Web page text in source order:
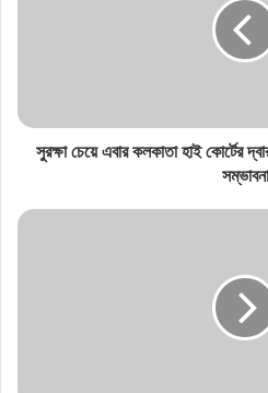
সুরক্ষা চেয়ে এবার কলকাতা হাই কোর্টের
সম্ভাবনা